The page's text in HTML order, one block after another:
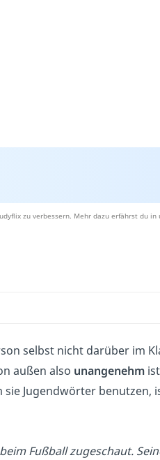
zu verbessern. Mehr dazu erfährst du in
selbst nicht darüber im
außen also unangenehm
Jugendwörter benutzen,
Fußball zugeschaut.